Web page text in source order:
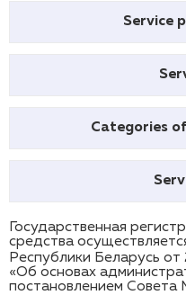
Service
Categories
Государственная
средства
Республики Беларусь
«Об основах
постановлением Совета